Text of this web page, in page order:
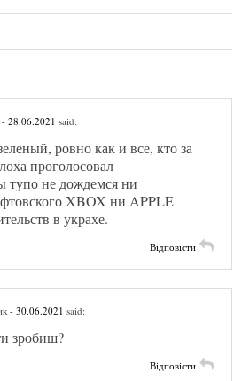
- 28.06.2021 said:
ровно как и все, кто за
проголосовал
тупо не дождемся ни
XBOX ни APPLE
в украхе.
Відповісти
- 30.06.2021 said:
зробиш?
Відповісти